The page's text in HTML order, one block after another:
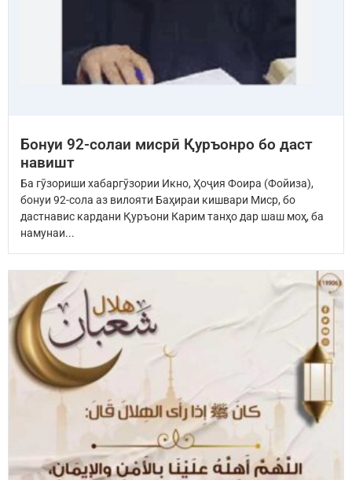
Бонуи 92-солаи мисрӣ Қуръонро бо даст
навишт
Ба гӯзориши хабаргӯзории Икно, Ҳоҷия Фоира (Фойиза),
бонуи 92-сола аз вилояти Баҳираи кишвари Миср, бо
дастнавис кардани Қуръони Карим танҳо дар шаш моҳ, ба
намунаи...